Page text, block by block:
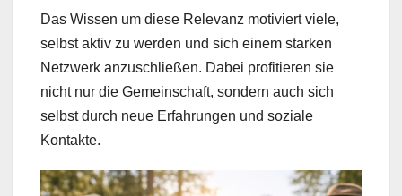
Das Wissen um diese Relevanz motiviert viele,
selbst aktiv zu werden und sich einem starken
Netzwerk anzuschließen. Dabei profitieren sie
nicht nur die Gemeinschaft, sondern auch sich
selbst durch neue Erfahrungen und soziale
Kontakte.